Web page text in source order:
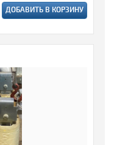
ДОБАВИТЬ В КОРЗИНУ